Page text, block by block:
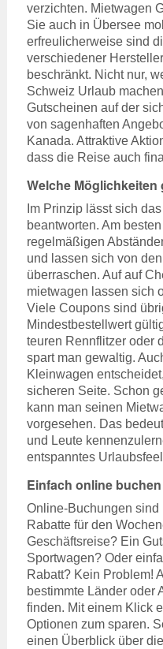
verzichten. Mietwagen
Sie auch in Übersee
erfreulicherweise sind
verschiedener
beschränkt. Nicht nur,
Schweiz Urlaub
Gutscheinen auf der
von sagenhaften
Kanada. Attraktive
dass die Reise auch
Welche Möglichkeiten
Im Prinzip lässt sich
beantworten. Am
regelmäßigen
und lassen sich von
überraschen. Auf auf
mietwagen lassen sich
Viele Coupons sind
Mindestbestellwert
teuren Rennflitzer oder
spart man gewaltig.
Kleinwagen
sicheren Seite. Schon
kann man seinen
vorgesehen. Das
und Leute
entspanntes
Einfach online buchen
Online-Buchungen sind
Rabatte für den
Geschäftsreise? Ein
Sportwagen? Oder
Rabatt? Kein Problem!
bestimmte Länder oder
finden. Mit einem Klick
Optionen zum sparen.
einen Überblick über